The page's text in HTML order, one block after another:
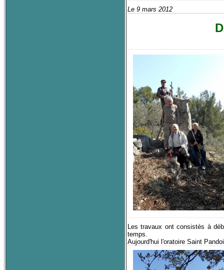
Le 9 mars 2012
Les travaux ont consistés à
temps.
Aujourd'hui l'oratoire Saint